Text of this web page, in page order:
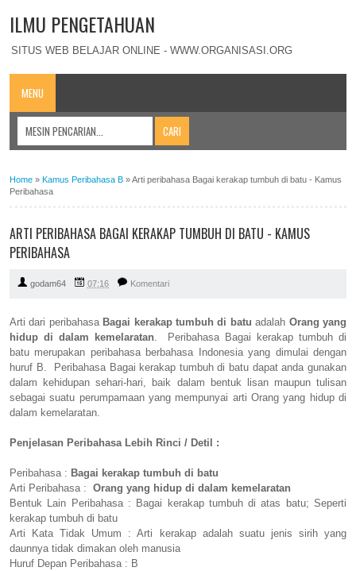
ILMU PENGETAHUAN
SITUS WEB BELAJAR ONLINE - WWW.ORGANISASI.ORG
MENU
Home » Kamus Peribahasa B »Arti peribahasa Bagai kerakap tumbuh di batu - Kamus
Peribahasa
ARTI PERIBAHASA BAGAI KERAKAP TUMBUH DI BATU - KAMUS
PERIBAHASA
godam64 07:16 Komentari
Arti dari peribahasa Bagai kerakap tumbuh di batu adalah Orang yang
hidup di dalam kemelaratan. Peribahasa Bagai kerakap tumbuh di
batu merupakan peribahasa berbahasa Indonesia yang dimulai dengan
huruf B. Peribahasa Bagai kerakap tumbuh di batu dapat anda gunakan
dalam kehidupan sehari-hari, baik dalam bentuk lisan maupun tulisan
sebagai suatu perumpamaan yang mempunyai arti Orang yang hidup di
dalam kemelaratan.
Penjelasan Peribahasa Lebih Rinci / Detil :
Peribahasa : Bagai kerakap tumbuh di batu
Arti Peribahasa : Orang yang hidup di dalam kemelaratan
Bentuk Lain Peribahasa : Bagai kerakap tumbuh di atas batu; Seperti
kerakap tumbuh di batu
Arti Kata Tidak Umum : Arti kerakap adalah suatu jenis sirih yang
daunnya tidak dimakan oleh manusia
Huruf Depan Peribahasa : B